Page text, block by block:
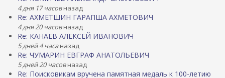
4 дня 17 часовназад
Re: АХМЕТШИН ГАРАПША АХМЕТОВИЧ
4 дня 20 часовназад
Re: КАНАЕВ АЛЕКСЕЙ ИВАНОВИЧ
5 дней 4 часаназад
Re: ЧУМАРИН ЕВГРАФ АНАТОЛЬЕВИЧ
5 дней 20 часовназад
Re: Поисковикам вручена памятная медаль к 100-летию